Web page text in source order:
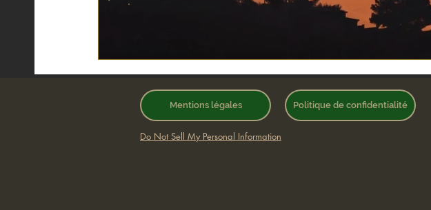
Mentions légales Politique de confidentialité
Do Not Sell My Personal Information